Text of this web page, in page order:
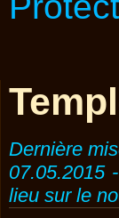
Dernière
07.05.2015
lieu sur le